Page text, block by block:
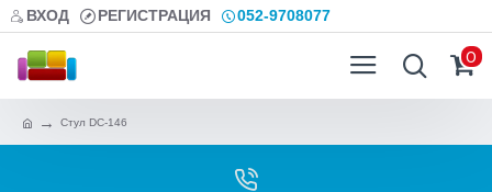
ВХОД РЕГИСТРАЦИЯ 052-9708077
0
Стул DC-146